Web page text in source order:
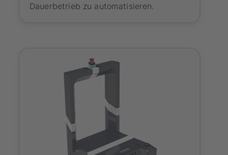
Dauerbetrieb zu automatisieren.